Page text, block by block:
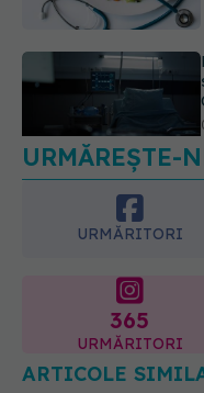
URMĂREȘTE-
URMĂRITORI
365
ARTICOLE